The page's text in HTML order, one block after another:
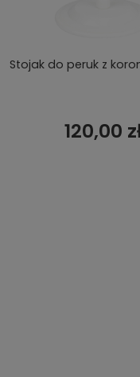
Stojak do peruk z
120,00